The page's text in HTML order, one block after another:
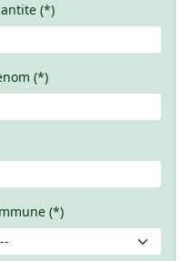
(*)
(*)
(*)